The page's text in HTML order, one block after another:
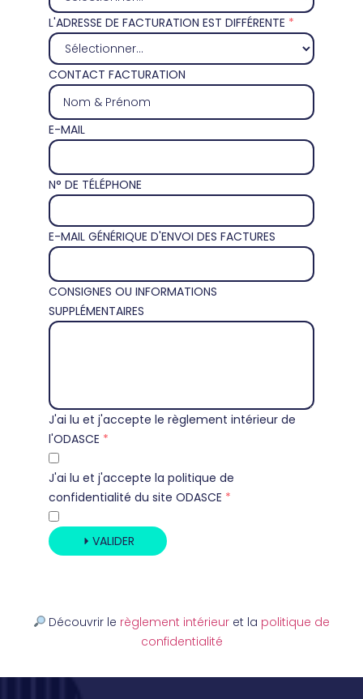
L'ADRESSE DE FACTURATION EST DIFFÉRENTE
CONTACT FACTURATION
E-MAIL
N° DE TÉLÉPHONE
E-MAIL GÉNÉRIQUE D'ENVOI DES FACTURES
CONSIGNES OU INFORMATIONS
SUPPLÉMENTAIRES
J'ai lu et j'accepte le règlement intérieur de
l'ODASCE
J'ai lu et j'accepte la politique de
confidentialité du site ODASCE
VALIDER
Découvrir le règlement intérieur et la politique de
confidentialité